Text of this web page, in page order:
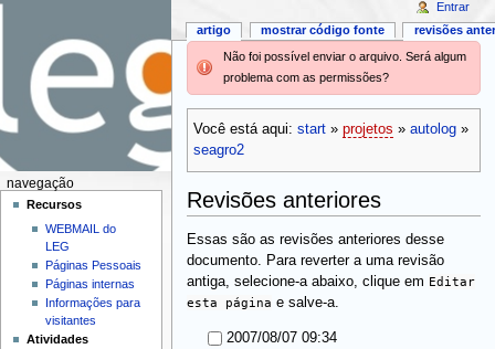
Não foi possível enviar o arquivo. Será algum
problema com as permissões?
Você está aqui: start» projetos » autolog»
seagro2
Revisões anteriores
Essas são as revisões anteriores desse
documento. Para reverter a uma revisão
antiga, selecione-a abaixo, clique em Editar
esta página e salve-a.
2007/08/07 09:34
artigo mostrar código fonte revisões
Entrar
navegação
Recursos
WEBMAIL do
LEG
Páginas Pessoais
Páginas internas
Informações para
visitantes
Atividades